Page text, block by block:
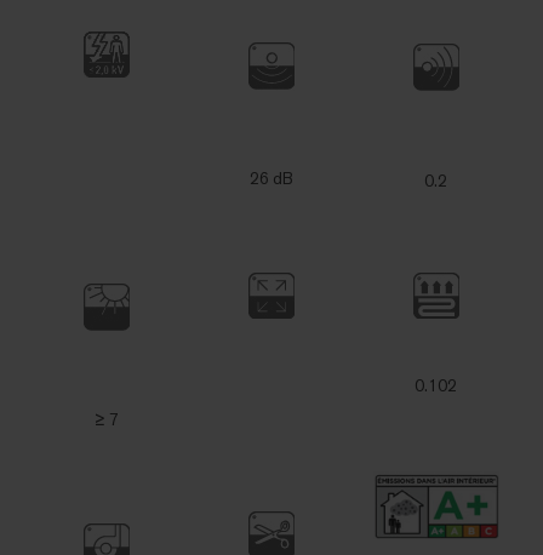
26 dB 0.2
≥ 7
0.102